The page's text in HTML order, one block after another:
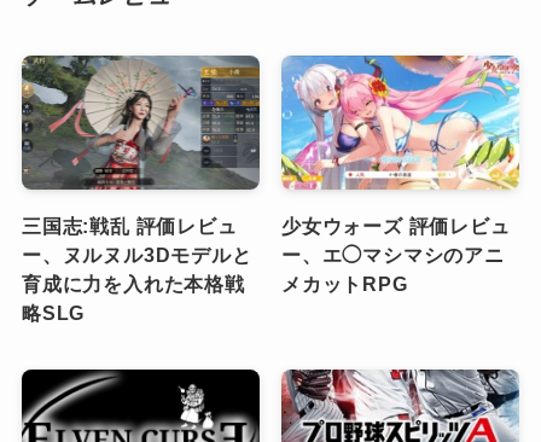
三国志:戦乱 評価レビュ
ー、ヌルヌル3Dモデルと
育成に力を入れた本格戦
略SLG
少女ウォーズ 評価レビュ
ー、エ◯マシマシのアニ
メカットRPG